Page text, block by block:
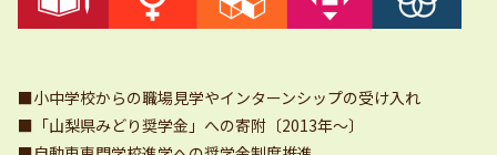
■小中学校からの職場見学やインターンシップの受け入れ
■「山梨県みどり奨学金」への寄附〔2013年～〕